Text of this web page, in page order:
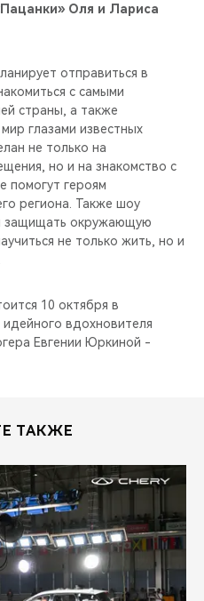
Оля и Лариса
отправиться в
с самыми
страны, а также
глазами известных
не только на
но и на знакомство с
помогут героям
региона. Также шоу
защищать окружающую
не только жить, но и
10 октября в
вдохновителя
Евгении Юркиной -
ТАКЖЕ